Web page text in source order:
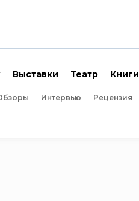
Выставки Театр Книги
Интервью Рецензия